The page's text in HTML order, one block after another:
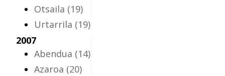
Otsaila (19)
Urtarrila (19)
2007
Abendua (14)
Azaroa (20)